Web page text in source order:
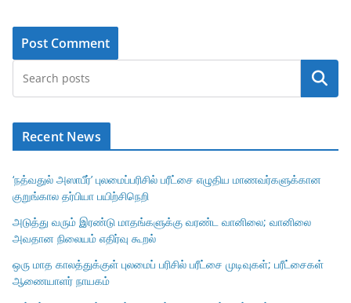
Search
Recent News
‘நத்வதுல் அஸாபீர்’ புலமைப்பரிசில் பரீட்சை எழுதிய மாணவர்களுக்கான
குறுங்கால தர்பியா பயிற்சிநெறி
அடுத்து வரும் இரண்டு மாதங்களுக்கு வரண்ட வானிலை; வானிலை
அவதான நிலையம் எதிர்வு கூறல்
ஒரு மாத காலத்துக்குள் புலமைப் பரிசில் பரீட்சை முடிவுகள்; பரீட்சைகள்
ஆணையாளர் நாயகம்